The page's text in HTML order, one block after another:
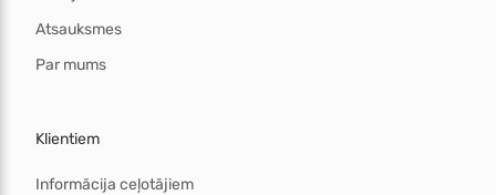
Atsauksmes
Par mums
Klientiem
Informācija ceļotājiem